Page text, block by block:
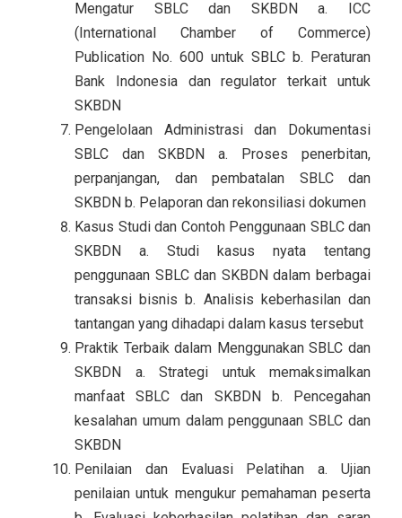
Mengatur SBLC dan SKBDN a. ICC
(International Chamber of Commerce)
Publication No. 600 untuk SBLC b. Peraturan
Bank Indonesia dan regulator terkait untuk
SKBDN
Pengelolaan Administrasi dan Dokumentasi
SBLC dan SKBDN a. Proses penerbitan,
perpanjangan, dan pembatalan SBLC dan
SKBDN b. Pelaporan dan rekonsiliasi dokumen
Kasus Studi dan Contoh Penggunaan SBLC dan
SKBDN a. Studi kasus nyata tentang
penggunaan SBLC dan SKBDN dalam berbagai
transaksi bisnis b. Analisis keberhasilan dan
tantangan yang dihadapi dalam kasus tersebut
Praktik Terbaik dalam Menggunakan SBLC dan
SKBDN a. Strategi untuk memaksimalkan
manfaat SBLC dan SKBDN b. Pencegahan
kesalahan umum dalam penggunaan SBLC dan
SKBDN
Penilaian dan Evaluasi Pelatihan a. Ujian
penilaian untuk mengukur pemahaman peserta